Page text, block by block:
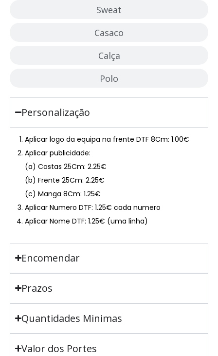
Sweat
Casaco
Calça
Polo
Personalização
Aplicar logo da equipa na frente DTF 8Cm: 1.00€
Aplicar publicidade:
(a) Costas 25Cm: 2.25€
(b) Frente 25Cm: 2.25€
(c) Manga 8Cm: 1.25€
Aplicar Numero DTF: 1.25€ cada numero
Aplicar Nome DTF: 1.25€ (uma linha)
Encomendar
Prazos
Quantidades Minimas
Valor dos Portes